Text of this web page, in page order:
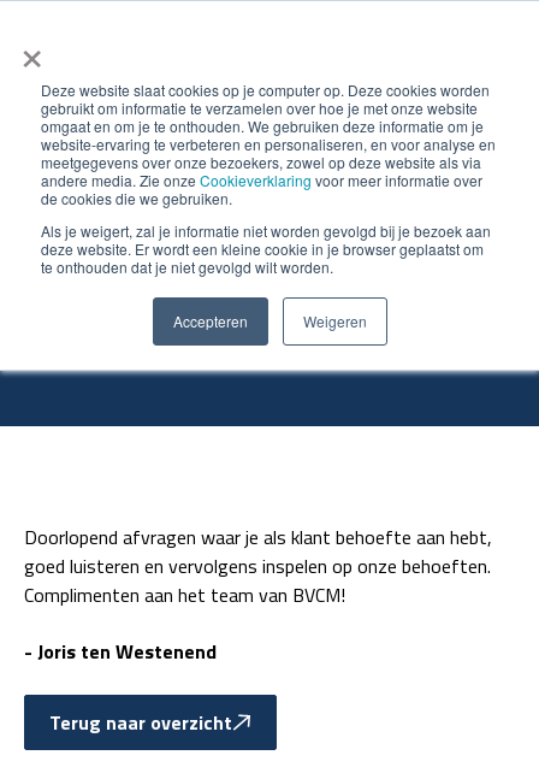
×
Deze website slaat cookies op je computer op. Deze cookies worden
gebruikt om informatie te verzamelen over hoe je met onze website
omgaat en om je te onthouden. We gebruiken deze informatie om je
website-ervaring te verbeteren en personaliseren, en voor analyse en
meetgegevens over onze bezoekers, zowel op deze website als via
andere media. Zie onze Cookieverklaring voor meer informatie over
de cookies die we gebruiken.
Als je weigert, zal je informatie niet worden gevolgd bij je bezoek aan
deze website. Er wordt een kleine cookie in je browser geplaatst om
te onthouden dat je niet gevolgd wilt worden.
Accepteren Weigeren
Wat zegt Sligro over
BVCM?
Doorlopend afvragen waar je als klant behoefte aan hebt,
goed luisteren en vervolgens inspelen op onze behoeften.
Complimenten aan het team van BVCM!
- Joris ten Westenend
Terug naar overzicht